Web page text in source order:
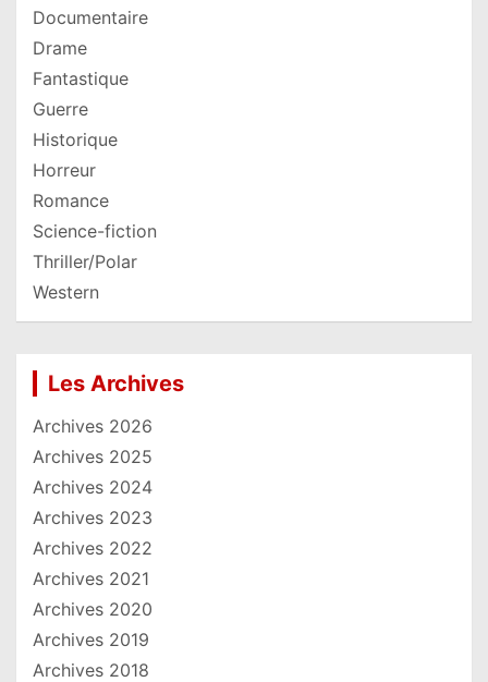
Documentaire
Drame
Fantastique
Guerre
Historique
Horreur
Romance
Science-fiction
Thriller/Polar
Western
Les Archives
Archives 2026
Archives 2025
Archives 2024
Archives 2023
Archives 2022
Archives 2021
Archives 2020
Archives 2019
Archives 2018